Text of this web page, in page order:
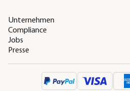
Unternehmen
Compliance
Jobs
Presse